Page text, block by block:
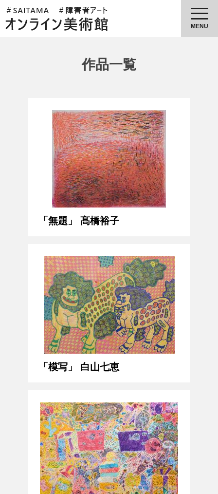
埼玉県障害者アートオンライン美
術館
MENU
作品一覧
「無題」 髙橋裕子
「模写」 白山七恵